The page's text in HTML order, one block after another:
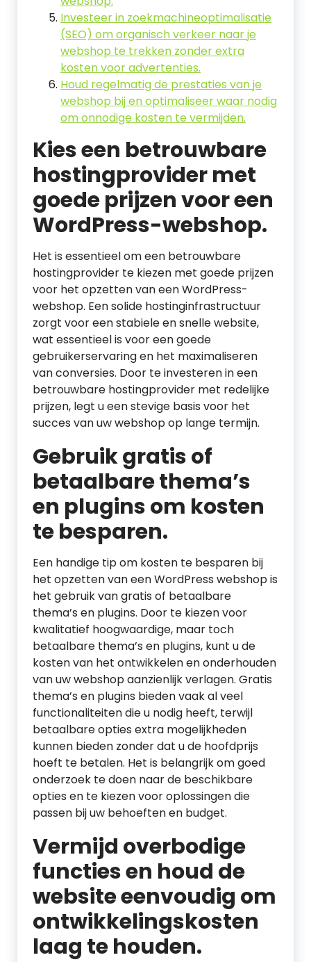
Investeer in zoekmachineoptimalisatie
(SEO) om organisch verkeer naar je
webshop te trekken zonder extra
kosten voor advertenties.
Houd regelmatig de prestaties van je
webshop bij en optimaliseer waar nodig
om onnodige kosten te vermijden.
Kies een betrouwbare
hostingprovider met
goede prijzen voor een
WordPress-webshop.
Het is essentieel om een betrouwbare
hostingprovider te kiezen met goede prijzen
voor het opzetten van een WordPress-
webshop. Een solide hostinginfrastructuur
zorgt voor een stabiele en snelle website,
wat essentieel is voor een goede
gebruikerservaring en het maximaliseren
van conversies. Door te investeren in een
betrouwbare hostingprovider met redelijke
prijzen, legt u een stevige basis voor het
succes van uw webshop op lange termijn.
Gebruik gratis of
betaalbare thema’s
en plugins om kosten
te besparen.
Een handige tip om kosten te besparen bij
het opzetten van een WordPress webshop is
het gebruik van gratis of betaalbare
thema’s en plugins. Door te kiezen voor
kwalitatief hoogwaardige, maar toch
betaalbare thema’s en plugins, kunt u de
kosten van het ontwikkelen en onderhouden
van uw webshop aanzienlijk verlagen. Gratis
thema’s en plugins bieden vaak al veel
functionaliteiten die u nodig heeft, terwijl
betaalbare opties extra mogelijkheden
kunnen bieden zonder dat u de hoofdprijs
hoeft te betalen. Het is belangrijk om goed
onderzoek te doen naar de beschikbare
opties en te kiezen voor oplossingen die
passen bij uw behoeften en budget.
Vermijd overbodige
functies en houd de
website eenvoudig om
ontwikkelingskosten
laag te houden.